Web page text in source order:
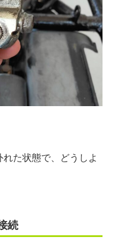
た状態で、どうしよ
続